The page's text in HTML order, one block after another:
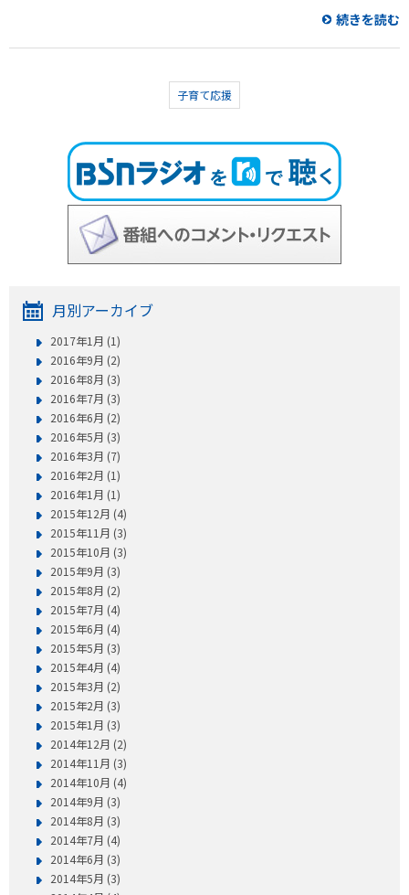
続きを読む
子育て応援
月別アーカイブ
2017年1月 (1)
2016年9月 (2)
2016年8月 (3)
2016年7月 (3)
2016年6月 (2)
2016年5月 (3)
2016年3月 (7)
2016年2月 (1)
2016年1月 (1)
2015年12月 (4)
2015年11月 (3)
2015年10月 (3)
2015年9月 (3)
2015年8月 (2)
2015年7月 (4)
2015年6月 (4)
2015年5月 (3)
2015年4月 (4)
2015年3月 (2)
2015年2月 (3)
2015年1月 (3)
2014年12月 (2)
2014年11月 (3)
2014年10月 (4)
2014年9月 (3)
2014年8月 (3)
2014年7月 (4)
2014年6月 (3)
2014年5月 (3)